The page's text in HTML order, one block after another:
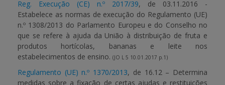
Reg. Execução (CE) n.º 2017/39, de 03.11.2016 -
Estabelece as normas de execução do Regulamento (UE)
n.º 1308/2013 do Parlamento Europeu e do Conselho no
que se refere à ajuda da União à distribuição de fruta e
produtos hortícolas, bananas e leite nos
estabelecimentos de ensino. (JO L 5 10.01.2017 p.1)
Regulamento (UE) n.º 1370/2013, de 16.12 – Determina
medidas sobre a fixação de certas ajudas e restituições